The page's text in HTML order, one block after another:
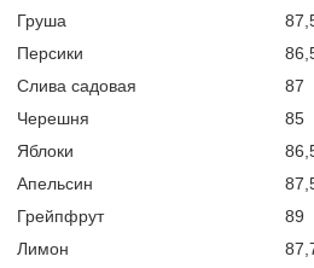
Груша
Персики
Слива садовая
87
Черешня
85
Яблоки
Апельсин
Грейпфрут
89
Лимон